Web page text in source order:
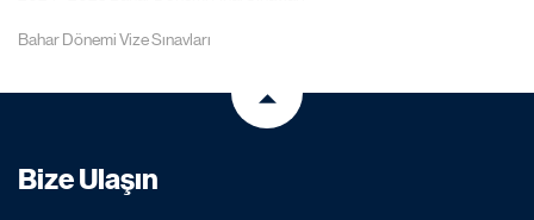
Bahar Dönemi Vize Sınavları
Bize Ulaşın